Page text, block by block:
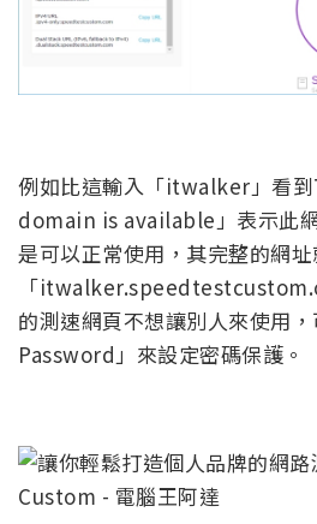
例如比這輸入「itwalker」看
domain is available」表示此
是可以正常使用，其完整的網址
「
的測速網頁不想讓別人來使用
Password」來設定密碼保護。